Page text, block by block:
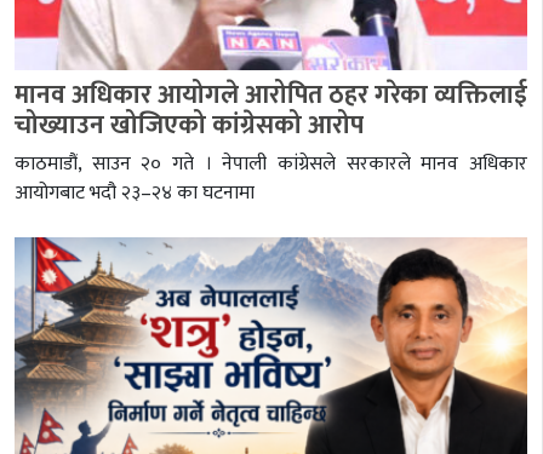
मानव अधिकार आयोगले आरोपित ठहर गरेका व्यक्तिलाई
चोख्याउन खोजिएको कांग्रेसको आरोप
काठमाडौं, साउन २० गते । नेपाली कांग्रेसले सरकारले मानव अधिकार
आयोगबाट भदौ २३–२४ का घटनामा